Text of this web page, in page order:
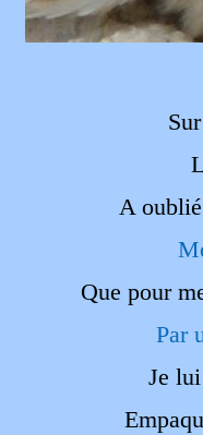
A
Que pour
Par
Je